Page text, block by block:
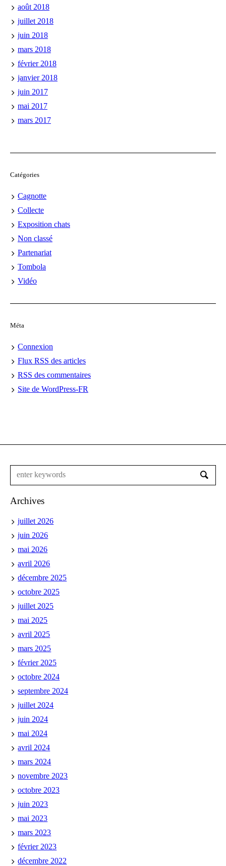
août 2018
juillet 2018
juin 2018
mars 2018
février 2018
janvier 2018
juin 2017
mai 2017
mars 2017
Catégories
Cagnotte
Collecte
Exposition chats
Non classé
Partenariat
Tombola
Vidéo
Méta
Connexion
Flux RSS des articles
RSS des commentaires
Site de WordPress-FR
Archives
juillet 2026
juin 2026
mai 2026
avril 2026
décembre 2025
octobre 2025
juillet 2025
mai 2025
avril 2025
mars 2025
février 2025
octobre 2024
septembre 2024
juillet 2024
juin 2024
mai 2024
avril 2024
mars 2024
novembre 2023
octobre 2023
juin 2023
mai 2023
mars 2023
février 2023
décembre 2022